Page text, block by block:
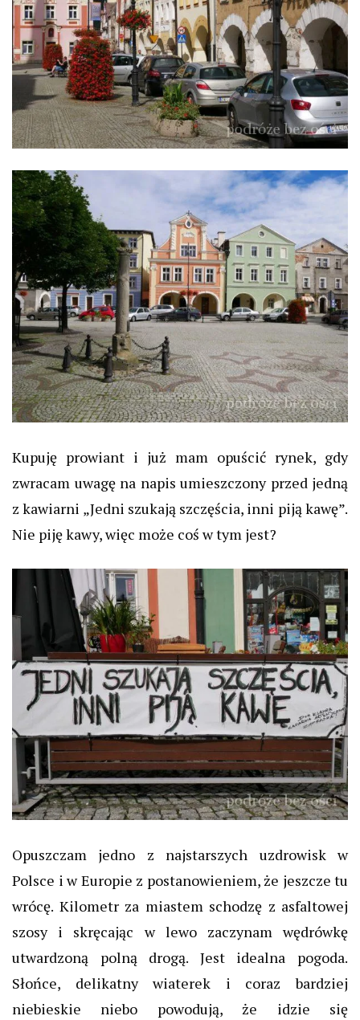
Kupuję prowiant i już mam opuścić rynek, gdy
zwracam uwagę na napis umieszczony przed jedną
z kawiarni „Jedni szukają szczęścia, inni piją kawę”.
Nie piję kawy, więc może coś w tym jest?
Opuszczam jedno z najstarszych uzdrowisk w
Polsce i w Europie z postanowieniem, że jeszcze tu
wrócę. Kilometr za miastem schodzę z asfaltowej
szosy i skręcając w lewo zaczynam wędrówkę
utwardzoną polną drogą. Jest idealna pogoda.
Słońce, delikatny wiaterek i coraz bardziej
niebieskie niebo powodują, że idzie się